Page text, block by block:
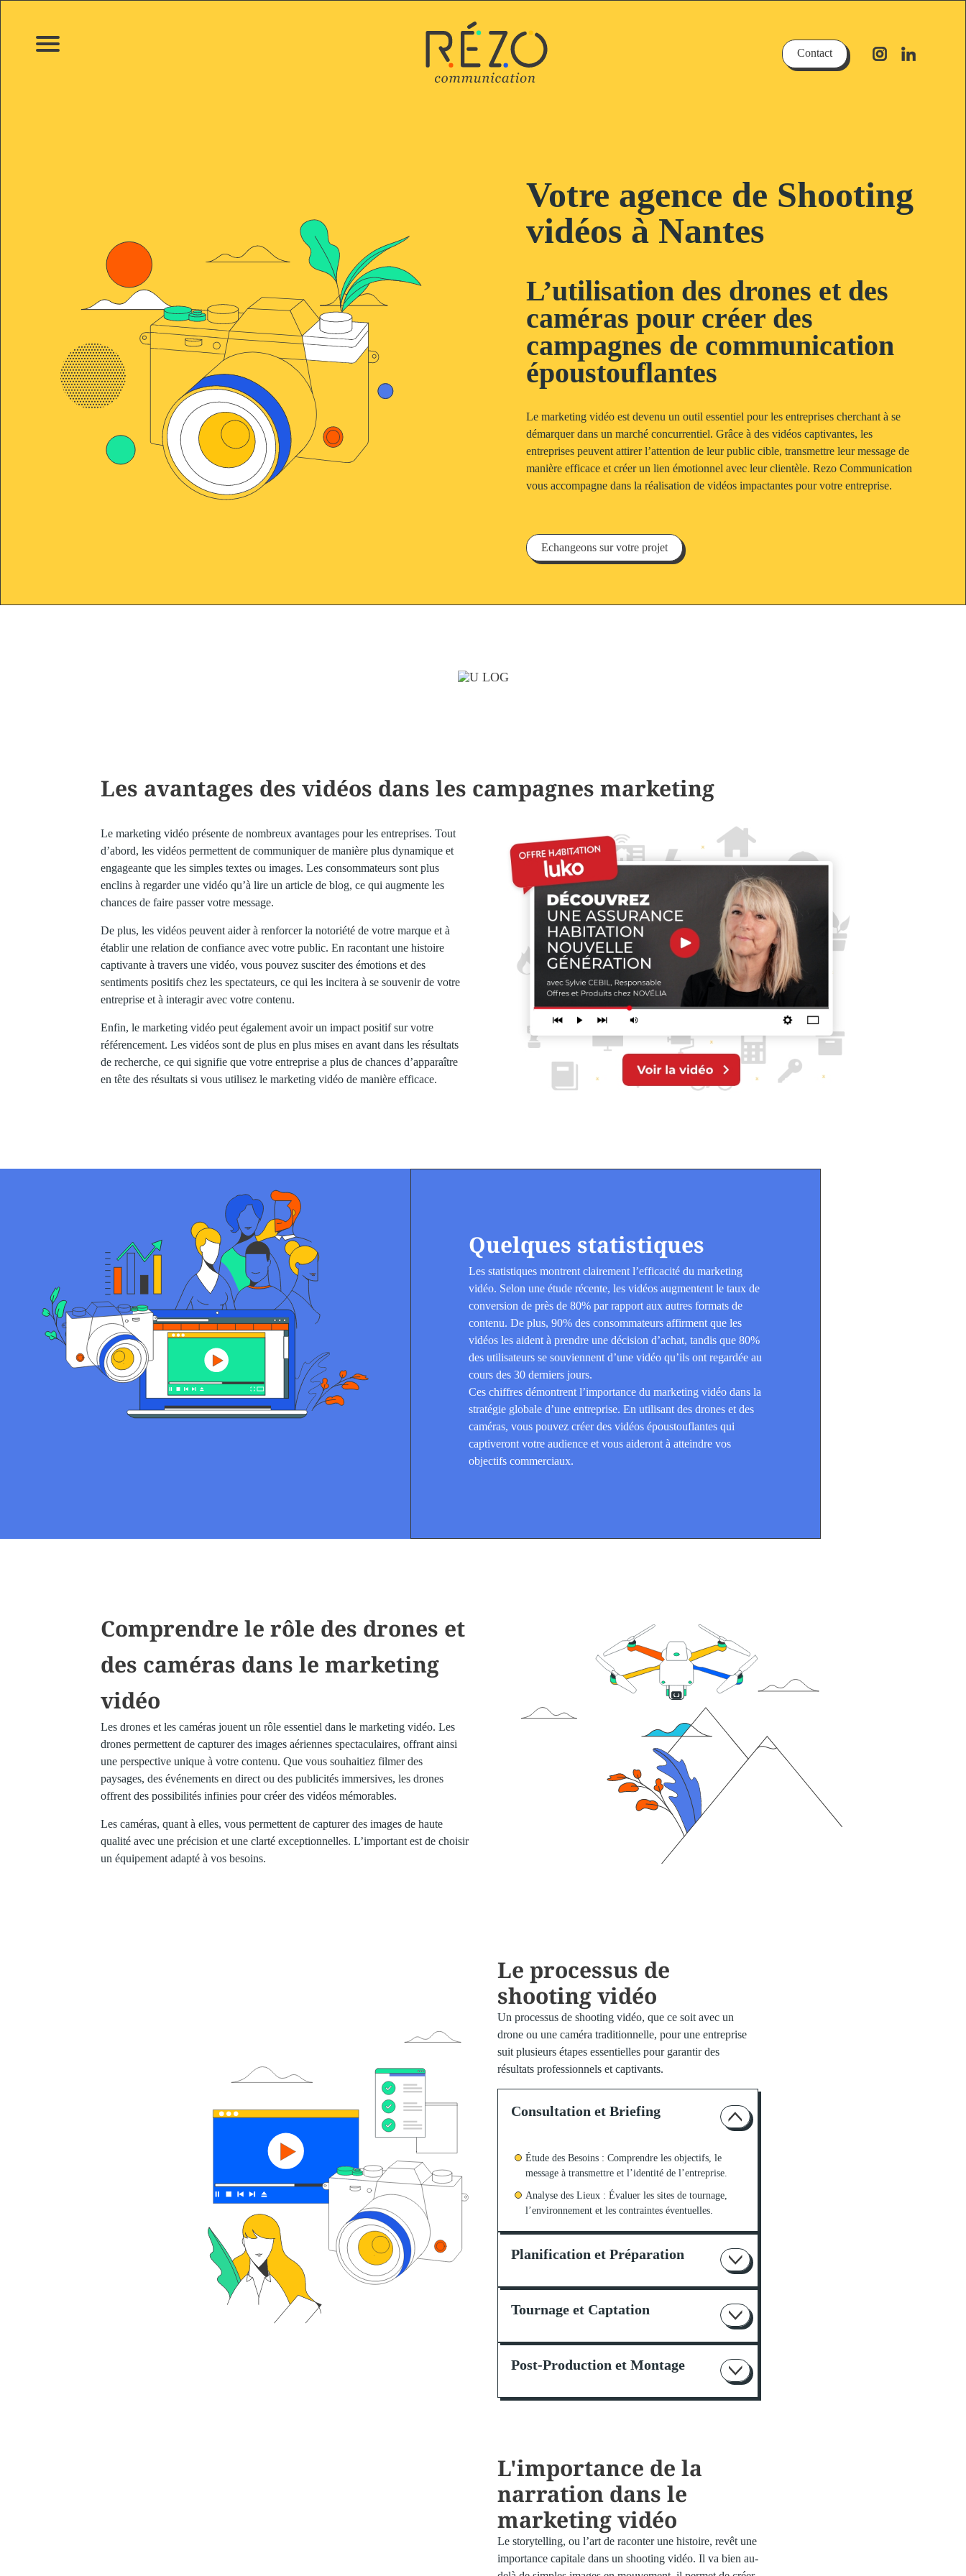
Contact
Votre agence de Shooting
vidéos à Nantes
L’utilisation des drones et des
caméras pour créer des
campagnes de communication
époustouflantes
Le marketing vidéo est devenu un outil essentiel pour les entreprises cherchant à se
démarquer dans un marché concurrentiel. Grâce à des vidéos captivantes, les
entreprises peuvent attirer l’attention de leur public cible, transmettre leur message de
manière efficace et créer un lien émotionnel avec leur clientèle. Rezo Communication
vous accompagne dans la réalisation de vidéos impactantes pour votre entreprise.
Echangeons sur votre projet
Les avantages des vidéos dans les campagnes marketing
Le marketing vidéo présente de nombreux avantages pour les entreprises. Tout
d’abord, les vidéos permettent de communiquer de manière plus dynamique et
engageante que les simples textes ou images. Les consommateurs sont plus
enclins à regarder une vidéo qu’à lire un article de blog, ce qui augmente les
chances de faire passer votre message.
De plus, les vidéos peuvent aider à renforcer la notoriété de votre marque et à
établir une relation de confiance avec votre public. En racontant une histoire
captivante à travers une vidéo, vous pouvez susciter des émotions et des
sentiments positifs chez les spectateurs, ce qui les incitera à se souvenir de votre
entreprise et à interagir avec votre contenu.
Enfin, le marketing vidéo peut également avoir un impact positif sur votre
référencement. Les vidéos sont de plus en plus mises en avant dans les résultats
de recherche, ce qui signifie que votre entreprise a plus de chances d’apparaître
en tête des résultats si vous utilisez le marketing vidéo de manière efficace.
Quelques statistiques
Les statistiques montrent clairement l’efficacité du marketing
vidéo. Selon une étude récente, les vidéos augmentent le taux de
conversion de près de 80% par rapport aux autres formats de
contenu. De plus, 90% des consommateurs affirment que les
vidéos les aident à prendre une décision d’achat, tandis que 80%
des utilisateurs se souviennent d’une vidéo qu’ils ont regardée au
cours des 30 derniers jours.
Ces chiffres démontrent l’importance du marketing vidéo dans la
stratégie globale d’une entreprise. En utilisant des drones et des
caméras, vous pouvez créer des vidéos époustouflantes qui
captiveront votre audience et vous aideront à atteindre vos
objectifs commerciaux.
Comprendre le rôle des drones et
des caméras dans le marketing
vidéo
Les drones et les caméras jouent un rôle essentiel dans le marketing vidéo. Les
drones permettent de capturer des images aériennes spectaculaires, offrant ainsi
une perspective unique à votre contenu. Que vous souhaitiez filmer des
paysages, des événements en direct ou des publicités immersives, les drones
offrent des possibilités infinies pour créer des vidéos mémorables.
Les caméras, quant à elles, vous permettent de capturer des images de haute
qualité avec une précision et une clarté exceptionnelles. L’important est de choisir
un équipement adapté à vos besoins.
Le processus de
shooting vidéo
Un processus de shooting vidéo, que ce soit avec un
drone ou une caméra traditionnelle, pour une entreprise
suit plusieurs étapes essentielles pour garantir des
résultats professionnels et captivants.
Consultation et Briefing
Étude des Besoins : Comprendre les objectifs, le
message à transmettre et l’identité de l’entreprise.
Analyse des Lieux : Évaluer les sites de tournage,
l’environnement et les contraintes éventuelles.
Planification et Préparation
Tournage et Captation
Post-Production et Montage
L'importance de la
narration dans le
marketing vidéo
Le storytelling, ou l’art de raconter une histoire, revêt une
importance capitale dans un shooting vidéo. Il va bien au-